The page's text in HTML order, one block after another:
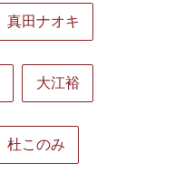
真田ナオキ
大江裕
杜このみ